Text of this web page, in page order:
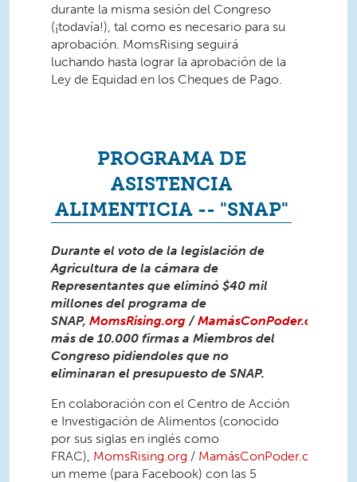
durante la misma sesión del Congreso
(¡todavía!), tal como es necesario para su
aprobación. MomsRising seguirá
luchando hasta lograr la aprobación de la
Ley de Equidad en los Cheques de Pago.
PROGRAMA DE
ASISTENCIA
ALIMENTICIA -- "SNAP"
Durante el voto de la legislación de
Agricultura de la cámara de
Representantes que eliminó $40 mil
millones del programa de
SNAP, MomsRising.org /MamásConPoder.org
más de 10.000 firmas a Miembros del
Congreso pidiendoles que no
eliminaran el presupuesto de SNAP.
En colaboración con el Centro de Acción
e Investigación de Alimentos (conocido
por sus siglas en inglés como
FRAC), MomsRising.org / MamásConPoder.org
un meme (para Facebook) con las 5